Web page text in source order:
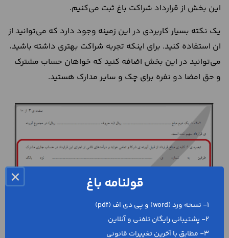
این بخش از قرارداد شراکت باغ ثبت می‌کنیم.
یک نکته بسیار کاربردی در این زمینه وجود دارد که می‌توانید از
ان استفاده کنید. برای اینکه تجربه شراکت بهتری داشته باشید،
می‌توانید در این بخش اضافه کنید که خواهان حساب مشترک
و حق امضا دو نفره برای چک و سایر مدارک هستید.
× قولنامه باغ
1- نسخه ورد (word) و پی دی اف (pdf)
2- پشتیبانی رایگان تلفنی و آنلاین
3- مطابق با آخرین تغییرات قانونی